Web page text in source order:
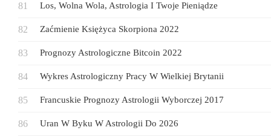
Los, Wolna Wola, Astrologia I Twoje Pieniądze
Zaćmienie Księżyca Skorpiona 2022
Prognozy Astrologiczne Bitcoin 2022
Wykres Astrologiczny Pracy W Wielkiej Brytanii
Francuskie Prognozy Astrologii Wyborczej 2017
Uran W Byku W Astrologii Do 2026